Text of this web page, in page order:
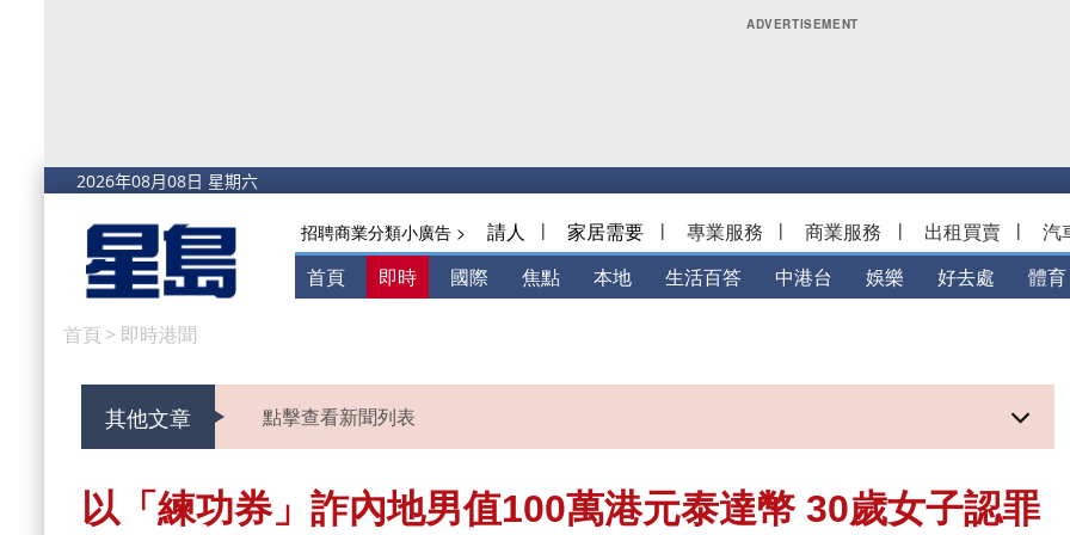
招聘商業分類小廣告 > 請人 | 家居需要 | 專業服務 | 商業服務 | 出租買賣 |
汽
首頁
即時 國際 焦點 本地 生活百答 中港台 娛樂 好去處 體育
首頁 > 即時港聞
其他文章 點擊查看新聞列表
以「練功券」詐內地男值100萬港元泰達幣 30歲女子認罪